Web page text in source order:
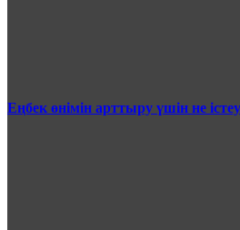
Еңбек өнімін арттыру үшін не